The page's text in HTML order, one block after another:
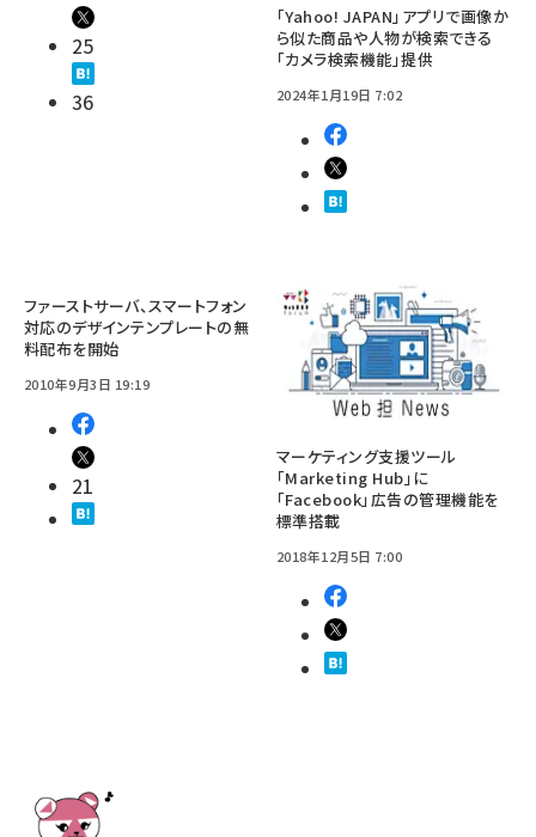
25
36
「Yahoo! JAPAN」アプリで画像か
ら似た商品や人物が検索できる
「カメラ検索機能」提供
2024年1月19日 7:02
ファーストサーバ、スマートフォン
対応のデザインテンプレートの無
料配布を開始
2010年9月3日 19:19
21
マーケティング支援ツール
「Marketing Hub」に
「Facebook」広告の管理機能を
標準搭載
2018年12月5日 7:00